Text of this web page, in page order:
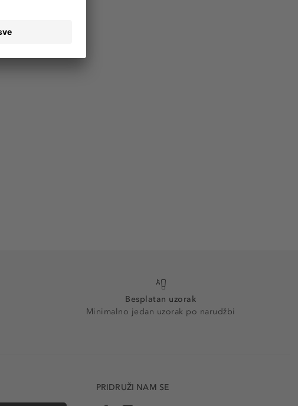
Besplatan uzorak
Minimalno jedan uzorak po narudžbi
PRIDRUŽI NAM SE